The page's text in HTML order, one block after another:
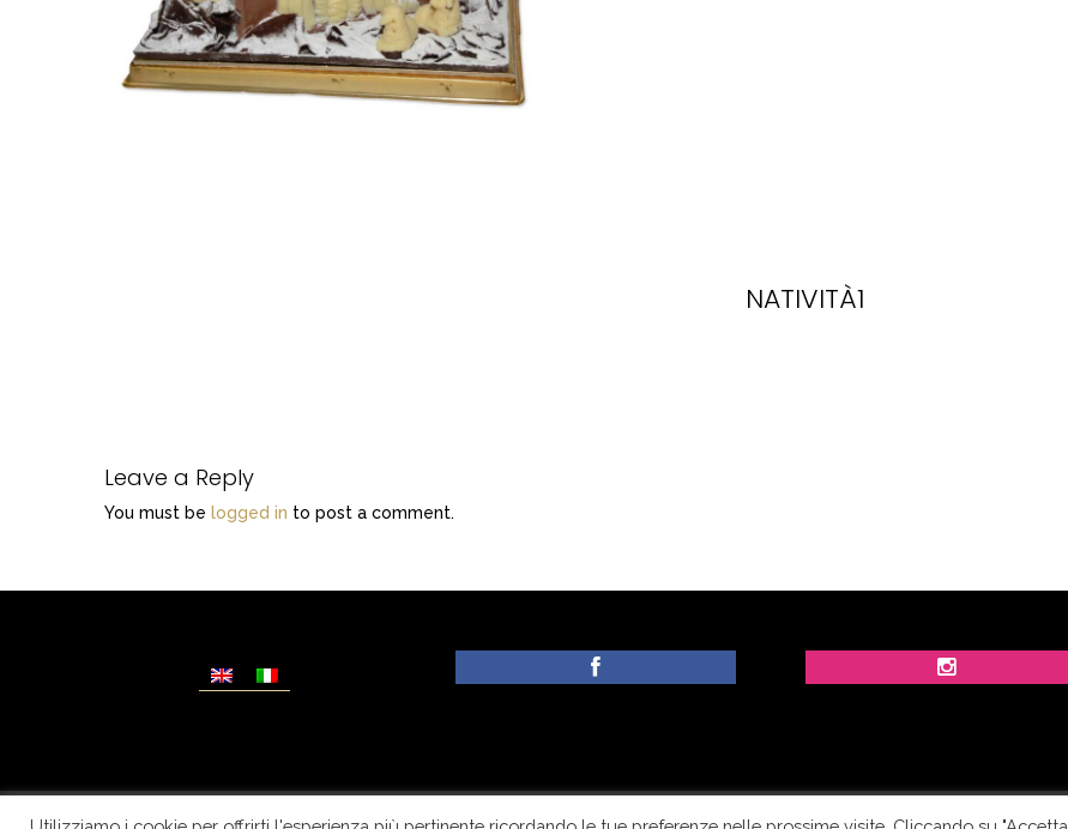
NATIVITÀ1
Leave a Reply
You must be logged in to post a comment.